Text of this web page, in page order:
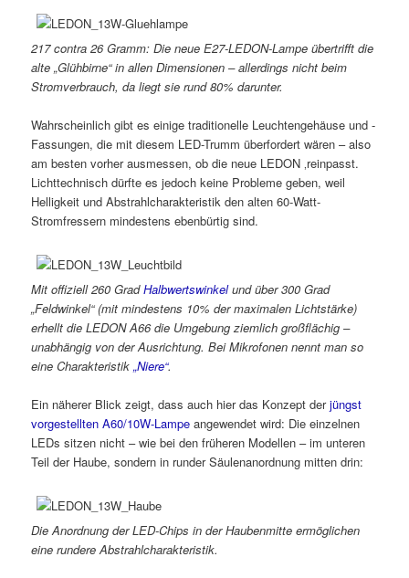
217 contra 26 Gramm: Die neue E27-LEDON-Lampe übertrifft die
alte „Glühbirne“ in allen Dimensionen – allerdings nicht beim
Stromverbrauch, da liegt sie rund 80% darunter.
Wahrscheinlich gibt es einige traditionelle Leuchtengehäuse und -
Fassungen, die mit diesem LED-Trumm überfordert wären – also
am besten vorher ausmessen, ob die neue LEDON ‚reinpasst.
Lichttechnisch dürfte es jedoch keine Probleme geben, weil
Helligkeit und Abstrahlcharakteristik den alten 60-Watt-
Stromfressern mindestens ebenbürtig sind.
Mit offiziell 260 GradHalbwertswinkelund über 300 Grad
„Feldwinkel“ (mit mindestens 10% der maximalen Lichtstärke)
erhellt die LEDON A66 die Umgebung ziemlich großflächig –
unabhängig von der Ausrichtung. Bei Mikrofonen nennt man so
eine Charakteristik„Niere“.
Ein näherer Blick zeigt, dass auch hier das Konzept derjüngst
vorgestellten A60/10W-Lampe angewendet wird: Die einzelnen
LEDs sitzen nicht – wie bei den früheren Modellen – im unteren
Teil der Haube, sondern in runder Säulenanordnung mitten drin:
Die Anordnung der LED-Chips in der Haubenmitte ermöglichen
eine rundere Abstrahlcharakteristik.